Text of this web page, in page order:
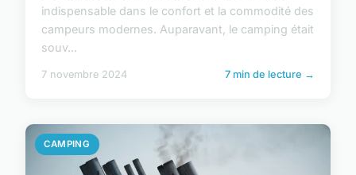
indispensable dans le confort et la commodité des
campeurs modernes. Auparavant, le camping était
souv...
7 novembre 2024 7 min de lecture →
CAMPING